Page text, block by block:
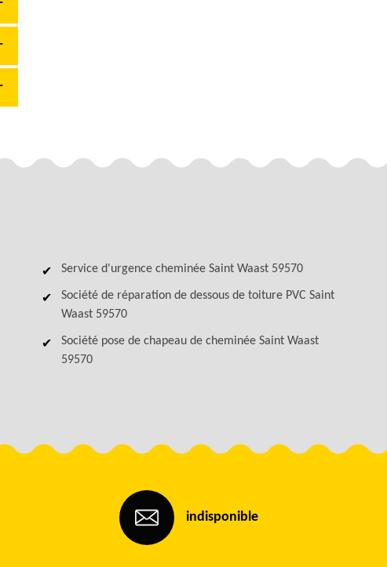
Service d'urgence cheminée Saint Waast 59570
Société de réparation de dessous de toiture PVC Saint
Waast 59570
Société pose de chapeau de cheminée Saint Waast
59570
indisponible